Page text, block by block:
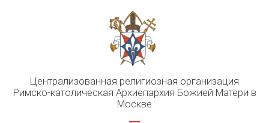
Централизованная религиозная организация
Римско-католическая Архиепархия Божией Матери в
Москве